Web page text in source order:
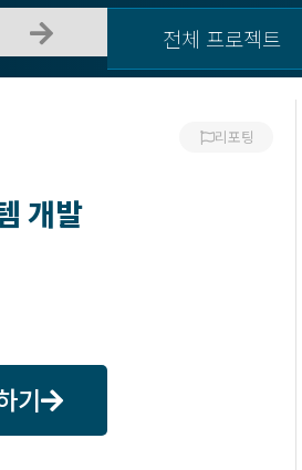
전체 프로젝트
리포팅
개발
기